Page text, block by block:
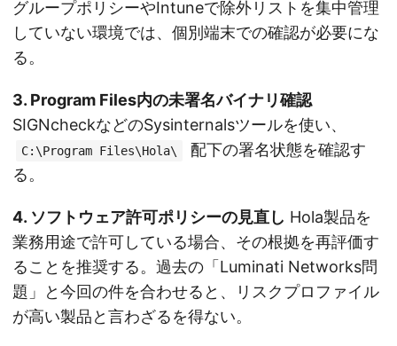
グループポリシーやIntuneで除外リストを集中管理
していない環境では、個別端末での確認が必要にな
る。
3. Program Files内の未署名バイナリ確認
SIGNcheckなどのSysinternalsツールを使い、
C:\Program Files\Hola\
配下の署名状態を確認す
る。
4. ソフトウェア許可ポリシーの見直し Hola製品を
業務用途で許可している場合、その根拠を再評価す
ることを推奨する。過去の「Luminati Networks問
題」と今回の件を合わせると、リスクプロファイル
が高い製品と言わざるを得ない。